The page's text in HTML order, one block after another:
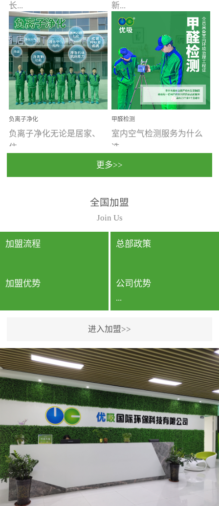
长...
受温度、湿度、基质养
分、通风四个条件影响，
温暖潮湿、营养物质多、
通风缓慢的空间最易滋生
大量霉菌的...
新...
装修完会有甲醛，其实汽
车的甲醛超标问题更为严
重。汽车的空间范围小，
配件、皮具、装饰多，这
些都是汽...
负离子净化
负离子净化无论是居家、
住...
动，人类长时间停留的室
内空间都有整体消毒的需
要。因为空间内人流携带
的、空气...
甲醛检测
室内空气检测服务为什么
选...
行国家规定的标准检测方
法，空气采样量准确，检
测结果可靠，远胜于其他
检测...
更多>>
全国加盟
Join Us
加盟流程 总部政策
加盟优势 公司优势
...
专利保护优势、双甲资质
企业（“室内环境净化治理
甲级施工资质”“室内环境
污染治理资质等级证
书”）、拥有多名高级《环
境工程高级工程师》室内
空气治理资格认证的治理
人员、掌握室内空气净化
治理实用技术和五项专利
技术、八项计算机软件著
作权登记证书等。研发实
进入加盟>>